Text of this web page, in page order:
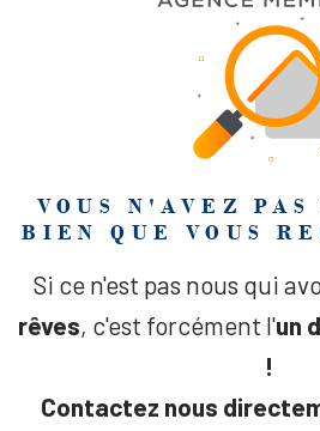
VOUS N'AVEZ PAS
BIEN QUE VOUS
Si ce n'est pas nous qui
rêves, c'est forcément l'un
!
Contactez nous